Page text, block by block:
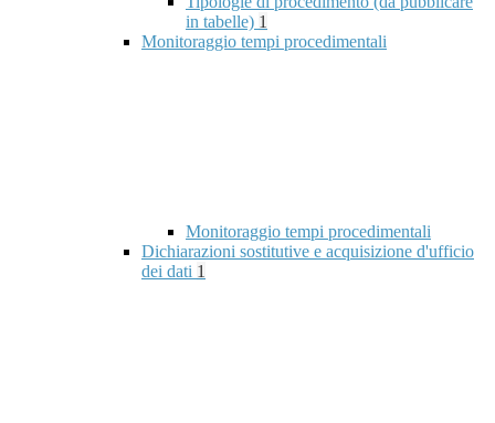
in tabelle) 1
Monitoraggio tempi procedimentali
Monitoraggio tempi procedimentali
Dichiarazioni sostitutive e acquisizione d'ufficio
dei dati 1